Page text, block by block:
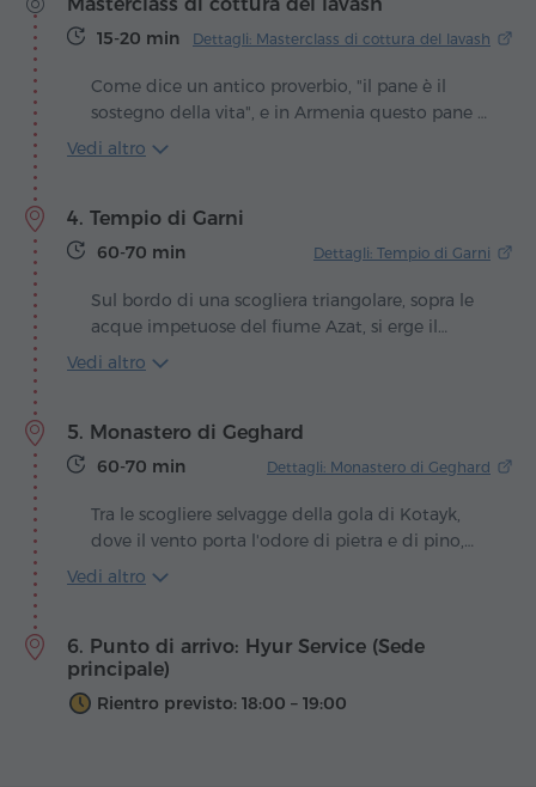
Opzione 3 –13. 60USDper persona
15-20 min Dettagli: Masterclass di cottura del lavash
Come dice un antico proverbio, "il pane è il
sostegno della vita", e in Armenia questo pane è
il lavash. Sottile e morbido, cotto nel calore
quotidiana armena. Non è solo cibo: è un
simbolo di ospitalità, di calore familiare e di
generazione in generazione.
Vedi altro
4. Tempio di Garni
60-70 min Dettagli: Tempio di Garni
Sul bordo di una scogliera triangolare, sopra le
acque impetuose del fiume Azat, si erge il
Tempio pagano di Garni, unico custode
sole, sembrano continuare l'omaggio silenzioso
a Mihr, il dio solare cui era dedicato il tempio.
Vedi altro
5. Monastero di Geghard
60-70 min Dettagli: Monastero di Geghard
Tra le scogliere selvagge della gola di Kotayk,
dove il vento porta l'odore di pietra e di pino,
appare il monastero di Geghard, come se la
metà grotta, sono preghiere trasformate in
pietra. Qui il silenzio è vivo, impregnato di
antichi canti monastici.
Vedi altro
6. Punto di arrivo: Hyur Service (Sede
principale)
Rientro previsto: 18:00 – 19:00